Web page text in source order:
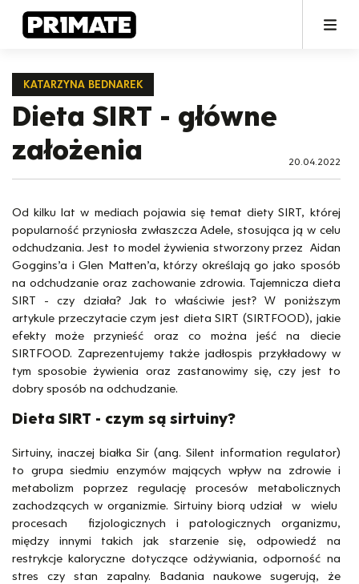
KATARZYNA BEDNAREK
Dieta SIRT - główne
założenia
20.04.2022
Od kilku lat w mediach pojawia się temat diety SIRT, której
popularność przyniosła zwłaszcza Adele, stosująca ją w celu
odchudzania. Jest to model żywienia stworzony przez Aidan
Goggins’a i Glen Matten’a, którzy określają go jako sposób
na odchudzanie oraz zachowanie zdrowia. Tajemnicza dieta
SIRT - czy działa? Jak to właściwie jest? W poniższym
artykule przeczytacie czym jest dieta SIRT (SIRTFOOD), jakie
efekty może przynieść oraz co można jeść na diecie
SIRTFOOD. Zaprezentujemy także jadłospis przykładowy w
tym sposobie żywienia oraz zastanowimy się, czy jest to
dobry sposób na odchudzanie.
Dieta SIRT - czym są sirtuiny?
Sirtuiny, inaczej białka Sir (ang. Silent information regulator)
to grupa siedmiu enzymów mających wpływ na zdrowie i
metabolizm poprzez regulację procesów metabolicznych
zachodzących w organizmie. Sirtuiny biorą udział w wielu
procesach fizjologicznych i patologicznych organizmu,
między innymi takich jak starzenie się, odpowiedź na
restrykcje kaloryczne dotyczące odżywiania, odporność na
stres czy stan zapalny. Badania naukowe sugerują, że